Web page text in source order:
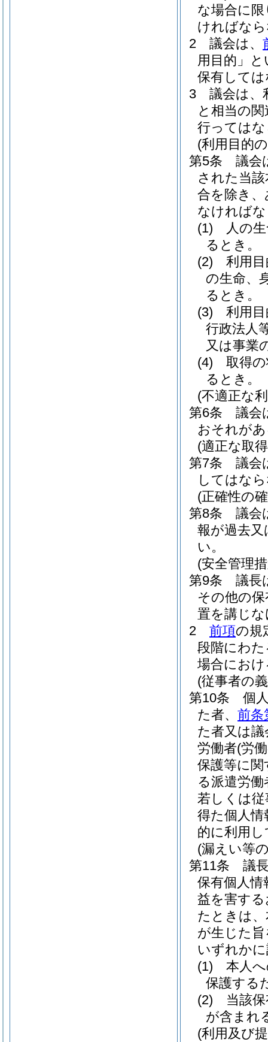
な場合に
ければな
2
議会は、
用目的」
保有して
3
議会は、
と相当の
行っては
(利用目的
第5条
議会
された当
合を除き
なければ
(1)
人の
るとき。
(2)
利用
の生命、
るとき。
(3)
利用
行政法人
又は事業
(4)
取得
るとき。
(不適正な
第6条
議会
おそれが
(適正な取
第7条
議会
してはな
(正確性の
第8条
議会
報が過去
い。
(安全管理
第9条
議長
その他の
置を講じ
2
前項の規
段階にわ
場合にお
(従事者の
第10条
個
た者、 前条
た者又は
労働者(労
保護等に関
る派遣労
若しくは
得た個人
的に利用
(漏えい等
第11条
議
保有個人
益を害す
たときは
が生じた
いずれか
(1)
本人
保護する
(2)
当該
が含まれ
(利用及び